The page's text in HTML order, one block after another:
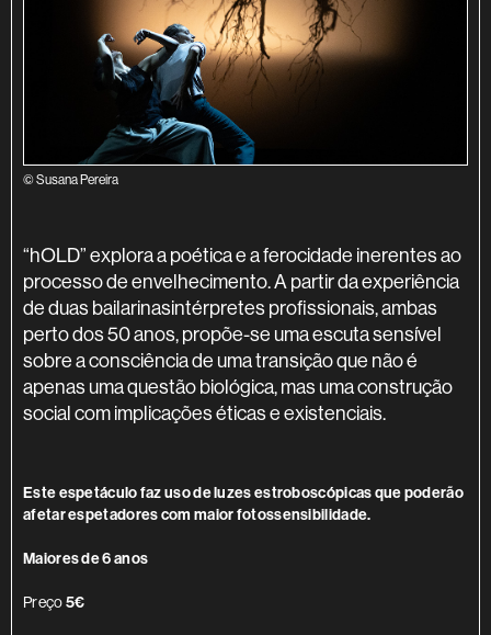
© Susana Pereira
SINOPSE
“hOLD” explora a poética e a ferocidade inerentes ao
processo de envelhecimento. A partir da experiência
de duas bailarinasintérpretes profissionais, ambas
perto dos 50 anos, propõe-se uma escuta sensível
sobre a consciência de uma transição que não é
apenas uma questão biológica, mas uma construção
social com implicações éticas e existenciais.
Este espetáculo faz uso de luzes estroboscópicas que poderão
afetar espetadores com maior fotossensibilidade.
Maiores de 6 anos
Preço5€